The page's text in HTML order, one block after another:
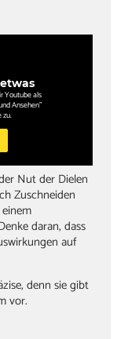
Youtube als
Ansehen"
zu.
Nut der Dielen
Zuschneiden
daran, dass
auf
denn sie gibt
vor.